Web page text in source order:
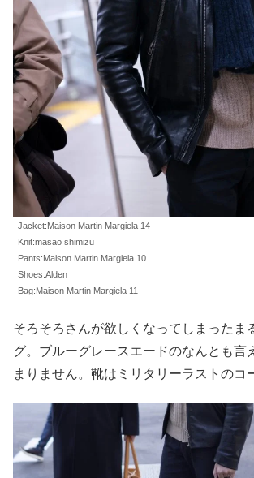
Jacket:Maison Martin Margiela 14
Knit:masao shimizu
Pants:Maison Martin Margiela 10
Shoes:Alden
Bag:Maison Martin Margiela 11
そろそろさんが欲しくなってしまったま
グ。ブルーグレースエードのなんとも言
まりません。靴はミリタリーラストのコ